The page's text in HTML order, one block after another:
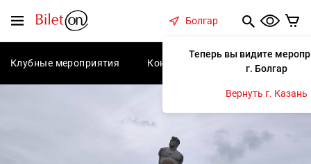
Меню
Болгар
Теперь вы видите
г. Болгар
Вернуть г. Казань
Клубные мероприятия Концерты Спектакли